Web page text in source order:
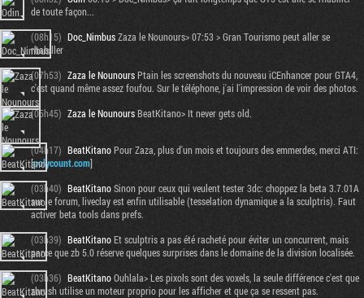
de toute façon...
(08h15) Doc_NimbusZaza le Nounours> 07:53 > Gran Tourismo peut aller se
rhabiller
(07h53) Zaza le NounoursPtain les screenshots du nouveau iCEnhancer pour GTA4,
c'est quand même assez foufou. Sur le téléphone, j'ai l'impression de voir des photos.
(05h45) Zaza le NounoursBeatKitano> It never gets old.
(04h17) BeatKitanoPour Zaza, plus d'un mois et toujours des emmerdes, merci ATI:
[polycount.com]
(03h40) BeatKitanoSinon pour ceux qui veulent tester 3dc: choppez la beta 3.7.01A
sur le forum, liveclay est enfin utilisable (tesselation dynamique a la sculptris). Faut
activer beta tools dans prefs.
(03h39) BeatKitanoEt sculptris a pas été racheté pour éviter un concurrent, mais
parce que zb 5.0 réserve quelques surprises dans le domaine de la division localisée.
(03h36) BeatKitanoOuhlala> Les pixols sont des voxels, la seule différence c'est que
zbrush utilise un moteur proprio pour les afficher et que ça se ressent pas.